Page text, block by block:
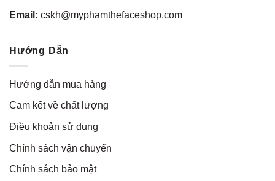
Email: cskh@myphamthefaceshop.com
Hướng Dẫn
Hướng dẫn mua hàng
Cam kết về chất lượng
Điều khoản sử dụng
Chính sách vận chuyển
Chính sách bảo mật